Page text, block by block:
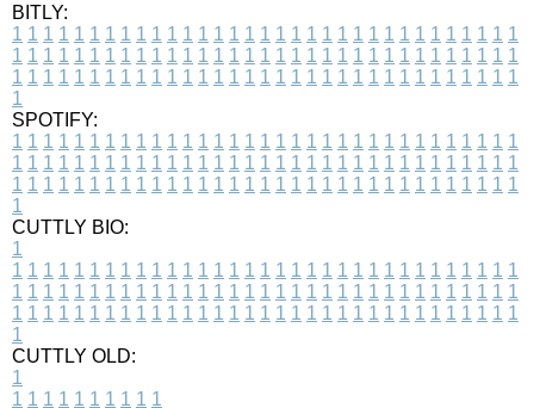
BITLY:
1 1 1 1 1 1 1 1 1 1 1 1 1 1 1 1 1 1 1 1 1 1 1 1 1 1 1 1 1 1 1 1 1
1 1 1 1 1 1 1 1 1 1 1 1 1 1 1 1 1 1 1 1 1 1 1 1 1 1 1 1 1 1 1 1 1
1 1 1 1 1 1 1 1 1 1 1 1 1 1 1 1 1 1 1 1 1 1 1 1 1 1 1 1 1 1 1 1 1
1
SPOTIFY:
1 1 1 1 1 1 1 1 1 1 1 1 1 1 1 1 1 1 1 1 1 1 1 1 1 1 1 1 1 1 1 1 1
1 1 1 1 1 1 1 1 1 1 1 1 1 1 1 1 1 1 1 1 1 1 1 1 1 1 1 1 1 1 1 1 1
1 1 1 1 1 1 1 1 1 1 1 1 1 1 1 1 1 1 1 1 1 1 1 1 1 1 1 1 1 1 1 1 1
1
CUTTLY BIO:
1
1 1 1 1 1 1 1 1 1 1 1 1 1 1 1 1 1 1 1 1 1 1 1 1 1 1 1 1 1 1 1 1 1
1 1 1 1 1 1 1 1 1 1 1 1 1 1 1 1 1 1 1 1 1 1 1 1 1 1 1 1 1 1 1 1 1
1 1 1 1 1 1 1 1 1 1 1 1 1 1 1 1 1 1 1 1 1 1 1 1 1 1 1 1 1 1 1 1 1
1
CUTTLY OLD:
1
1 1 1 1 1 1 1 1 1 1